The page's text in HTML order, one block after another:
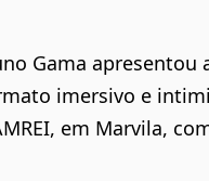
Gama apresentou
imersivo e
em Marvila,